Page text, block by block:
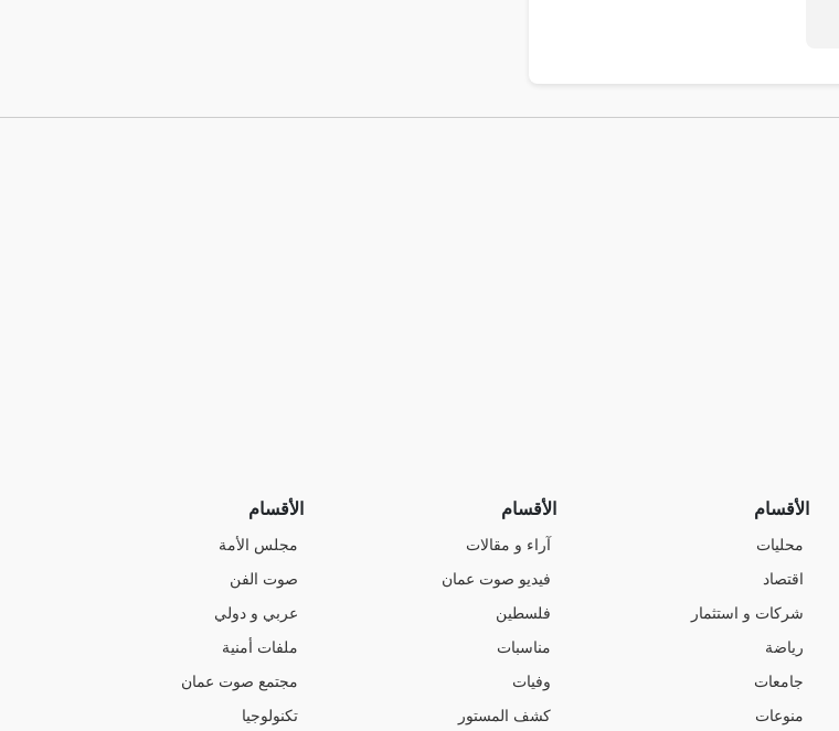
الأقسام
محليات
اقتصاد
شركات و استثمار
رياضة
جامعات
منوعات
الأقسام
آراء و مقالات
فيديو صوت عمان
فلسطين
مناسبات
وفيات
كشف المستور
الأقسام
مجلس الأمة
صوت الفن
عربي و دولي
ملفات أمنية
مجتمع صوت عمان
تكنولوجيا